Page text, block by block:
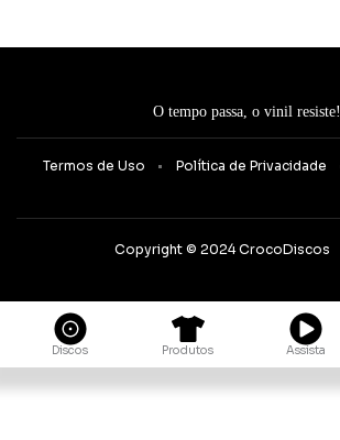
O tempo passa, o vinil resiste!
Termos de Uso Política de Privacidade
Copyright © 2024 CrocoDiscos
Discos Produtos Assista